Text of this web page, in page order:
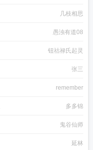
几枝相思
愚浊有道08
钮祜禄氏起灵
张三
remember
多多锦
鬼谷仙师
延林